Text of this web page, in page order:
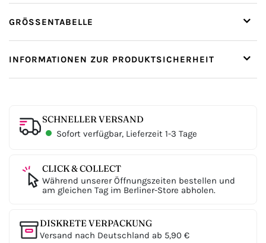
GRÖSSENTABELLE
INFORMATIONEN ZUR PRODUKTSICHERHEIT
SCHNELLER VERSAND
Sofort verfügbar, Lieferzeit 1-3 Tage
CLICK & COLLECT
Während unserer Öffnungszeiten bestellen und
am gleichen Tag im Berliner-Store abholen.
DISKRETE VERPACKUNG
Versand nach Deutschland ab 5,90 €